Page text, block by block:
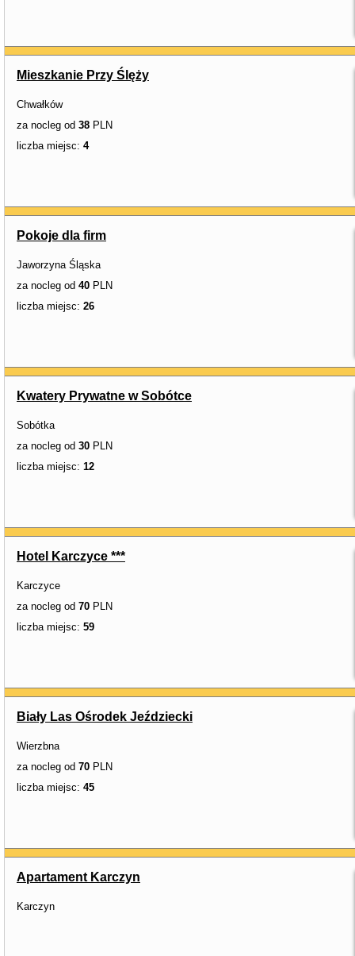
Mieszkanie Przy Ślęży
Chwałków
za nocleg od 38 PLN
liczba miejsc: 4
Pokoje dla firm
Jaworzyna Śląska
za nocleg od 40 PLN
liczba miejsc: 26
Kwatery Prywatne w Sobótce
Sobótka
za nocleg od 30 PLN
liczba miejsc: 12
Hotel Karczyce ***
Karczyce
za nocleg od 70 PLN
liczba miejsc: 59
Biały Las Ośrodek Jeździecki
Wierzbna
za nocleg od 70 PLN
liczba miejsc: 45
Apartament Karczyn
Karczyn